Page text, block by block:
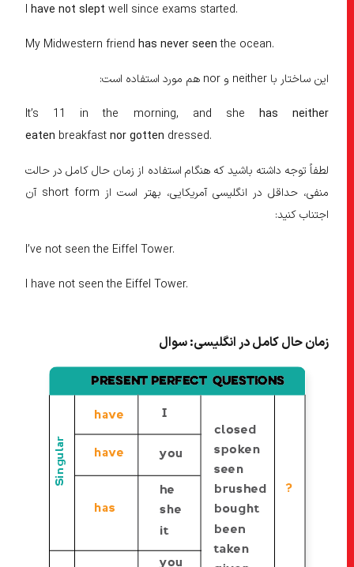
Ihave not sleptwell since exams started.
My Midwestern friendhas never seenthe ocean.
این ساختار با neither و nor هم مورد استفاده است:
It’s 11 in the morning, and shehas neither
eatenbreakfastnorgottendressed.
لطفاً توجه داشته باشید که هنگام استفاده از زمان حال کامل در حالت
منفی، حداقل در انگلیسی آمریکایی، بهتر است از short form آن
اجتناب کنید:
I’ve not seen the Eiffel Tower.
I have not seen the Eiffel Tower.
زمان حال کامل در انگلیسی: سوال